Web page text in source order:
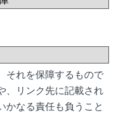
それを保障するもので
、リンク先に記載され
かなる責任も負うこと